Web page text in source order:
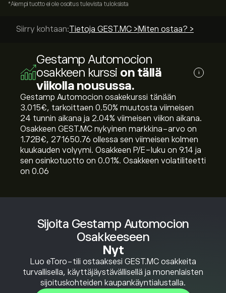
Sijoita Gestamp Automocion
Osakkeeseen
Nyt
Luo eToro-tili ostaaksesi GEST.MC osakkeita
turvallisella, käyttäjäystävällisellä ja monenlaisten
sijoituskohteiden kaupankäyntialustalla.
*Aiempi tuotto ei ole osoitus tulevista tuloksista
Siirry kohtaan:Tietoja GEST.MC > Miten ostaa? >
Gestamp Automocion
osakkeen kurssi on tällä
viikolla nousussa.
i
Gestamp Automocion osakekurssi tänään
3.015‎€‎, tarkoittaen ‎0.50‎% muutosta viimeisen
24 tunnin aikana ja ‎2.04‎% viimeisen viikon aikana.
Osakkeen GEST.MC nykyinen markkina-arvo on
1.72B‎€‎, 271650.76 ollessa sen viimeisen kolmen
kuukauden volyymi. Osakkeen P/E-luku on 9.14 ja
sen osinkotuotto on 0.01%. Osakkeen volatiliteetti
on 0.06